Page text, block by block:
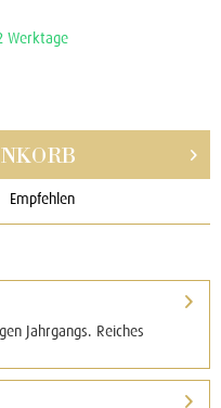
Werktage
Empfehlen
Jahrgangs. Reiches